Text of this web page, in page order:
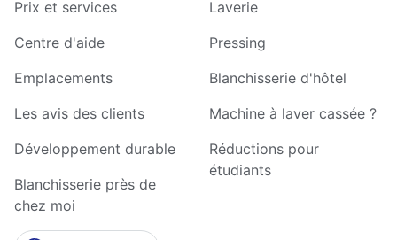
Prix et services
Centre d'aide
Emplacements
Les avis des clients
Développement durable
Blanchisserie près de
chez moi
Laverie
Pressing
Blanchisserie d'hôtel
Machine à laver cassée ?
Réductions pour
étudiants